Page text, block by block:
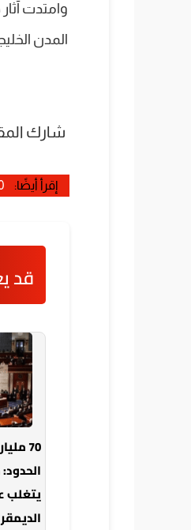
وامتدت
المدن
شارك
إقرأ أيضًا: 70 مليار
قد
70
يتغلب